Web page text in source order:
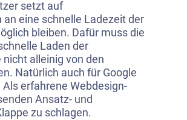
setzt auf
eine schnelle Ladezeit der
bleiben. Dafür muss die
Laden der
alleinig von den
Natürlich auch für Google
erfahrene Webdesign-
Ansatz- und
zu schlagen.